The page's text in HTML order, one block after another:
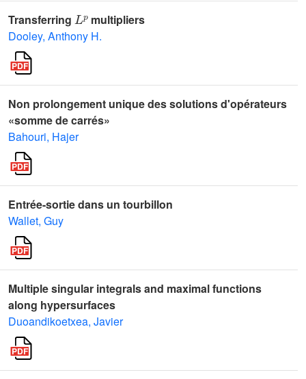
Transferring
L
multipliers
Dooley, Anthony H.
Non prolongement unique des solutions d'opérateurs
«somme de carrés»
Bahouri, Hajer
Entrée-sortie dans un tourbillon
Wallet, Guy
Multiple singular integrals and maximal functions
along hypersurfaces
Duoandikoetxea, Javier